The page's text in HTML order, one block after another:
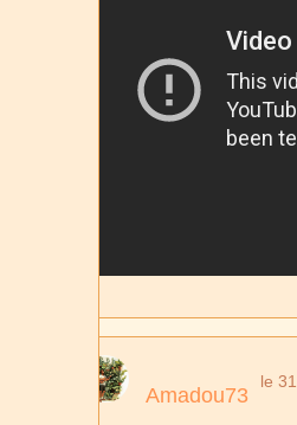
Amadou73
le